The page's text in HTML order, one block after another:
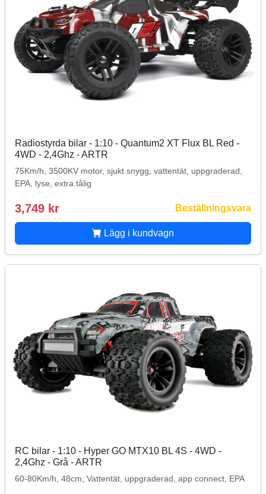
Radiostyrda bilar - 1:10 - Quantum2 XT Flux BL Red -
4WD - 2,4Ghz - ARTR
75Km/h, 3500KV motor, sjukt snygg, vattentät, uppgraderad,
EPA, lyse, extra tålig
3,749 kr Beställningsvara
Lägg i kundvagn
RC bilar - 1:10 - Hyper GO MTX10 BL 4S - 4WD -
2,4Ghz - Grå - ARTR
60-80Km/h, 48cm, Vattentät, uppgraderad, app connect, EPA